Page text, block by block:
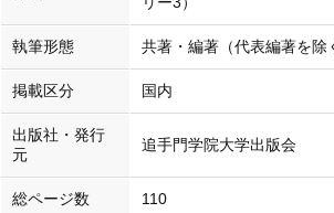
執筆形態 共著・編著（代表編著を除
掲載区分 国内
出版社・発行
元
追手門学院大学出版会
総ページ数 110